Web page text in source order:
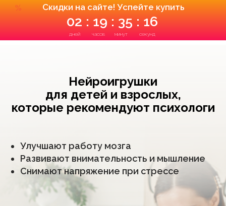
%
02 : 19 : 35 : 16
дней часов минут секунд
Скидки на сайте! Успейте купить
Нейроигрушки
для детей и взрослых,
которые рекомендуют психологи
Улучшают работу мозга
Развивают внимательность и мышление
Снимают напряжение при стрессе